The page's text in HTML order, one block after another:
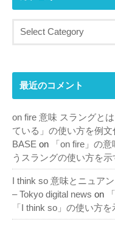
最近のコメント
on fire 意味 スラングと
ている」の使い方を例
BASE on
「on fire」の
うスラングの使い方を示
I think so 意味とニュア
– Tokyo digital news on
「I think so」の使い方